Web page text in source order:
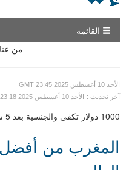
القائمة
من
GMT الأحد 10 أغسطس 2025 23:45
GMT الأحد 10 أغسطس 2025 23:18
: آخر تحديث
1000 دولار تكفي والجنسية بعد 5 سنوات
المغرب من أفضل